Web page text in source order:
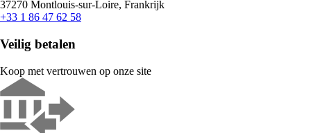
37270 Montlouis-sur-Loire, Frankrijk
+33 1 86 47 62 58
Veilig betalen
Koop met vertrouwen op onze site